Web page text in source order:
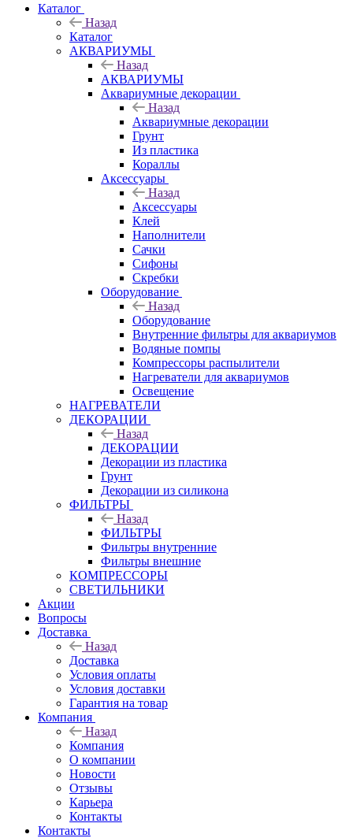
Каталог
Назад
Каталог
АКВАРИУМЫ
Назад
АКВАРИУМЫ
Аквариумные декорации
Назад
Аквариумные декорации
Грунт
Из пластика
Кораллы
Аксессуары
Назад
Аксессуары
Клей
Наполнители
Сачки
Сифоны
Скребки
Оборудование
Назад
Оборудование
Внутренние фильтры для аквариумов
Водяные помпы
Компрессоры распылители
Нагреватели для аквариумов
Освещение
НАГРЕВАТЕЛИ
ДЕКОРАЦИИ
Назад
ДЕКОРАЦИИ
Декорации из пластика
Грунт
Декорации из силикона
ФИЛЬТРЫ
Назад
ФИЛЬТРЫ
Фильтры внутренние
Фильтры внешние
КОМПРЕССОРЫ
СВЕТИЛЬНИКИ
Акции
Вопросы
Доставка
Назад
Доставка
Условия оплаты
Условия доставки
Гарантия на товар
Компания
Назад
Компания
О компании
Новости
Отзывы
Карьера
Контакты
Контакты